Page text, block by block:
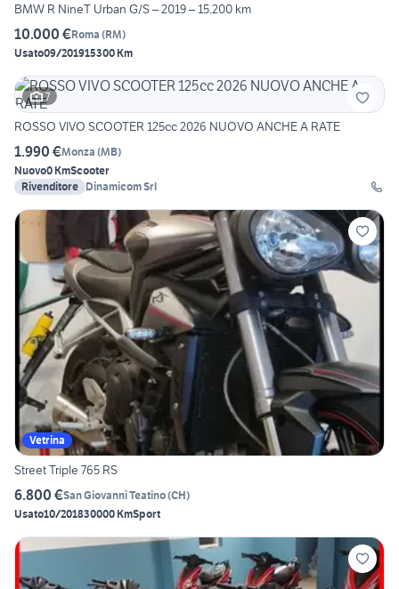
BMW R NineT Urban G/S – 2019 – 15.200 km
10.000 €Roma (RM)
Usato09/201915300 Km
7
ROSSO VIVO SCOOTER 125cc 2026 NUOVO ANCHE A RATE
1.990 €Monza (MB)
Nuovo0 KmScooter
Rivenditore Dinamicom Srl
Vetrina
Street Triple 765 RS
6.800 €San Giovanni Teatino(CH)
Usato10/201830000 KmSport